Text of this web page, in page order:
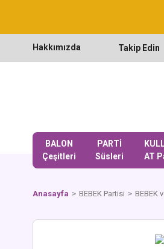
Hakkımızda Takip Edin
BALON
Çeşitleri
PARTİ
Süsleri
AT
Anasayfa BEBEK Partisi BEBEK